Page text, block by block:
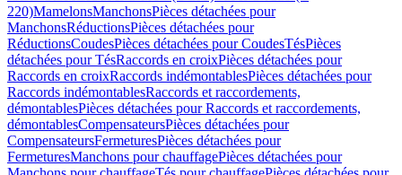
220)MamelonsManchonsPièces détachées pour
ManchonsRéductionsPièces détachées pour
RéductionsCoudesPièces détachées pour CoudesTésPièces
détachées pour TésRaccords en croixPièces détachées pour
Raccords en croixRaccords indémontablesPièces détachées pour
Raccords indémontablesRaccords et raccordements,
démontablesPièces détachées pour Raccords et raccordements,
démontablesCompensateursPièces détachées pour
CompensateursFermeturesPièces détachées pour
FermeturesManchons pour chauffagePièces détachées pour